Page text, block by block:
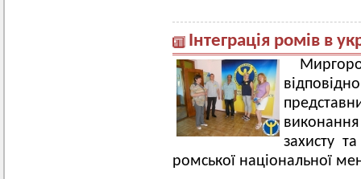
Інтеграція ромів в
виконання
захисту та
ромської національної